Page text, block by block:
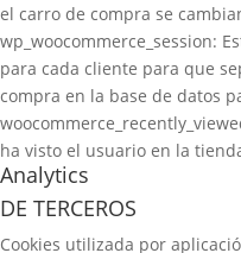
el carro de compra se
wp_woocommerce_session:
para cada cliente para que
compra en la base de datos
ha visto el usuario en la
Analytics
DE TERCEROS
Cookies utilizada por